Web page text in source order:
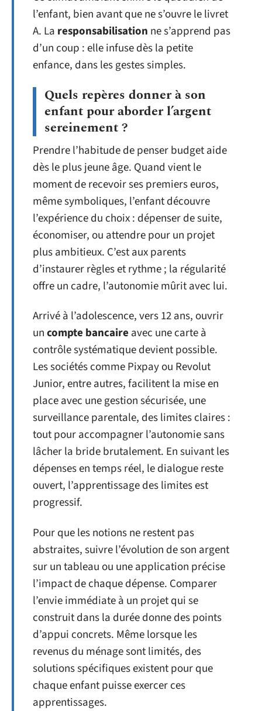
l’enfant, bien avant que ne s’ouvre le livret
A. La responsabilisation ne s’apprend pas
d’un coup : elle infuse dès la petite
enfance, dans les gestes simples.
Quels repères donner à son
enfant pour aborder l’argent
sereinement ?
Prendre l’habitude de penser budget aide
dès le plus jeune âge. Quand vient le
moment de recevoir ses premiers euros,
même symboliques, l’enfant découvre
l’expérience du choix : dépenser de suite,
économiser, ou attendre pour un projet
plus ambitieux. C’est aux parents
d’instaurer règles et rythme ; la régularité
offre un cadre, l’autonomie mûrit avec lui.
Arrivé à l’adolescence, vers 12 ans, ouvrir
uncompte bancaire avec une carte à
contrôle systématique devient possible.
Les sociétés comme Pixpay ou Revolut
Junior, entre autres, facilitent la mise en
place avec une gestion sécurisée, une
surveillance parentale, des limites claires :
tout pour accompagner l’autonomie sans
lâcher la bride brutalement. En suivant les
dépenses en temps réel, le dialogue reste
ouvert, l’apprentissage des limites est
progressif.
Pour que les notions ne restent pas
abstraites, suivre l’évolution de son argent
sur un tableau ou une application précise
l’impact de chaque dépense. Comparer
l’envie immédiate à un projet qui se
construit dans la durée donne des points
d’appui concrets. Même lorsque les
revenus du ménage sont limités, des
solutions spécifiques existent pour que
chaque enfant puisse exercer ces
apprentissages.